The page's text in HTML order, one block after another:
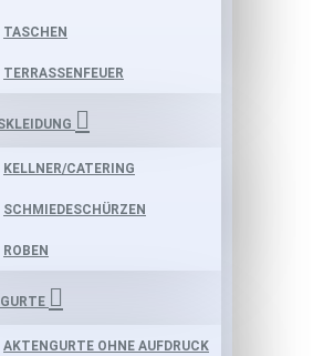
TASCHEN
TERRASSENFEUER
KELLNER/CATERING
SCHMIEDESCHÜRZEN
ROBEN
AKTENGURTE OHNE AUFDRUCK